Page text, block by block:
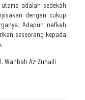
adalah sedekah
dengan cukup
Adapun nafkah
seseorang kepada
Wahbah Az-Zuhaili